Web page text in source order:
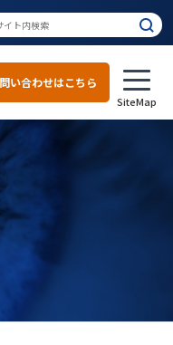
い合わせはこちら